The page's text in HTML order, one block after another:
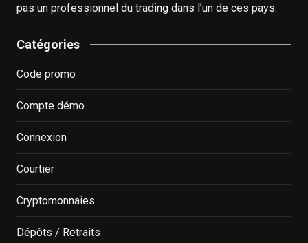
pas un professionnel du trading dans l’un de ces pays.
Catégories
Code promo
Compte démo
Connexion
Courtier
Cryptomonnaies
Dépôts / Retraits